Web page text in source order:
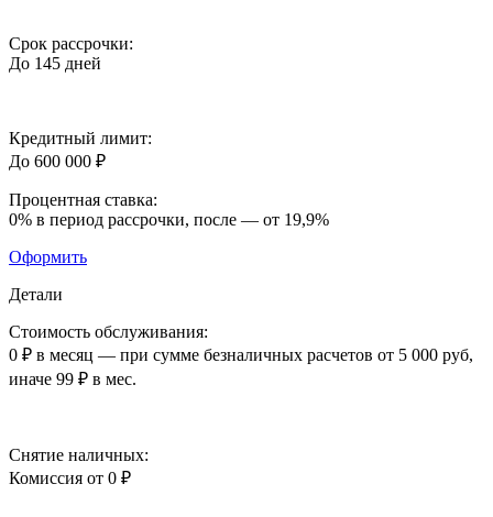
Срок рассрочки:
До 145 дней
Кредитный лимит:
До 600 000 ₽
Процентная ставка:
0% в период рассрочки, после — от 19,9%
Оформить
Детали
Стоимость обслуживания:
0 ₽ в месяц — при сумме безналичных расчетов от 5 000 руб,
иначе 99 ₽ в мес.
Снятие наличных:
Комиссия от 0 ₽